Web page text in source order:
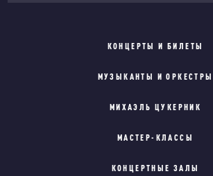
КОНЦЕРТЫ И БИЛЕТЫ
МУЗЫКАНТЫ И ОРКЕСТРЫ
МИХАЭЛЬ ЦУКЕРНИК
МАСТЕР-КЛАССЫ
КОНЦЕРТНЫЕ ЗАЛЫ